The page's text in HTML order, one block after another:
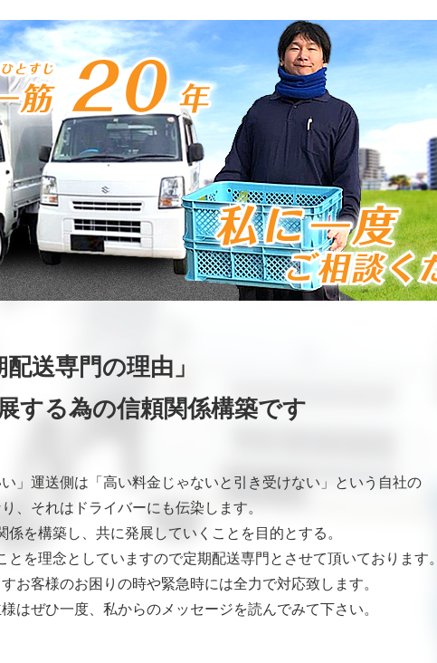
配送専門の理由」
する為の信頼関係構築です
」運送側は「高い料金じゃないと引き受けない」という自社の
、それはドライバーにも伝染します。
を構築し、共に発展していくことを目的とする。
を理念としていますので定期配送専門とさせて頂いております。
お客様のお困りの時や緊急時には全力で対応致します。
はぜひ一度、私からのメッセージを読んでみて下さい。